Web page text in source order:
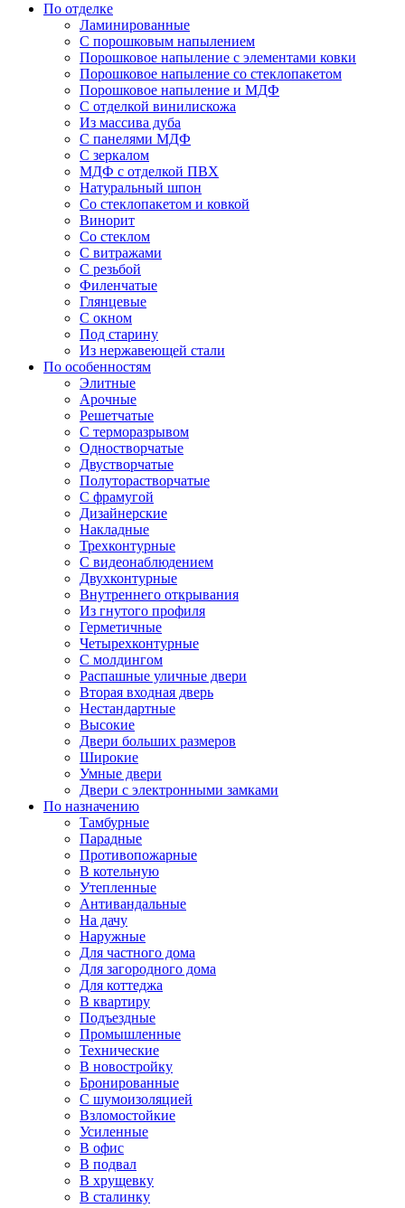
По отделке
Ламинированные
С порошковым напылением
Порошковое напыление с элементами ковки
Порошковое напыление со стеклопакетом
Порошковое напыление и МДФ
С отделкой винилискожа
Из массива дуба
С панелями МДФ
С зеркалом
МДФ с отделкой ПВХ
Натуральный шпон
Со стеклопакетом и ковкой
Винорит
Со стеклом
С витражами
С резьбой
Филенчатые
Глянцевые
С окном
Под старину
Из нержавеющей стали
По особенностям
Элитные
Арочные
Решетчатые
С терморазрывом
Одностворчатые
Двустворчатые
Полуторастворчатые
С фрамугой
Дизайнерские
Накладные
Трехконтурные
С видеонаблюдением
Двухконтурные
Внутреннего открывания
Из гнутого профиля
Герметичные
Четырехконтурные
С молдингом
Распашные уличные двери
Вторая входная дверь
Нестандартные
Высокие
Двери больших размеров
Широкие
Умные двери
Двери с электронными замками
По назначению
Тамбурные
Парадные
Противопожарные
В котельную
Утепленные
Антивандальные
На дачу
Наружные
Для частного дома
Для загородного дома
Для коттеджа
В квартиру
Подъездные
Промышленные
Технические
В новостройку
Бронированные
С шумоизоляцией
Взломостойкие
Усиленные
В офис
В подвал
В хрущевку
В сталинку